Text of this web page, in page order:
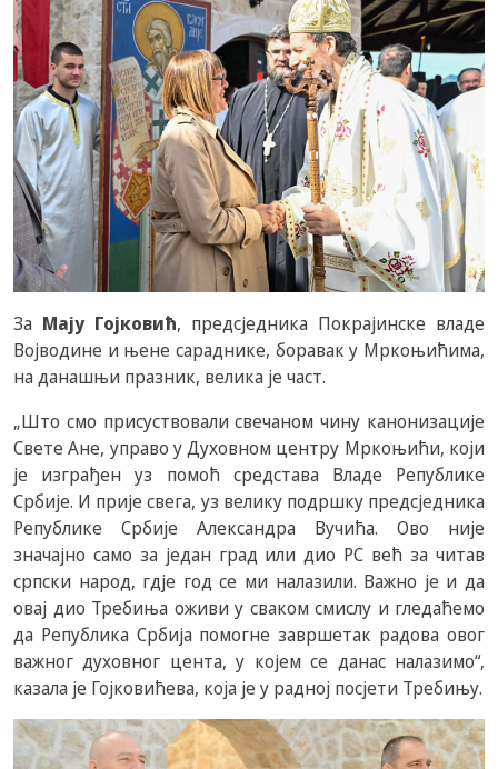
За Мају Гојковић, предсједника Покрајинске владе
Војводине и њене сараднике, боравак у Мркоњићима,
на данашњи празник, велика је част.
„Што смо присуствовали свечаном чину канонизације
Свете Ане, управо у Духовном центру Мркоњићи, који
је изграђен уз помоћ средстава Владе Републике
Србије. И прије свега, уз велику подршку предсједника
Републике Србије Александра Вучића. Ово није
значајно само за један град или дио РС већ за читав
српски народ, гдје год се ми налазили. Важно је и да
овај дио Требиња оживи у сваком смислу и гледаћемо
да Република Србија помогне завршетак радова овог
важног духовног цента, у којем се данас налазимо“,
казала је Гојковићева, која је у радној посјети Требињу.